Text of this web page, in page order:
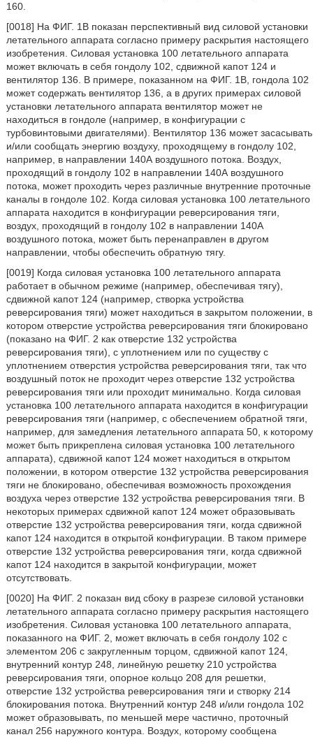
160.
[0018] На ФИГ. 1В показан перспективный вид силовой установки
летательного аппарата согласно примеру раскрытия настоящего
изобретения. Силовая установка 100 летательного аппарата
может включать в себя гондолу 102, сдвижной капот 124 и
вентилятор 136. В примере, показанном на ФИГ. 1В, гондола 102
может содержать вентилятор 136, а в других примерах силовой
установки летательного аппарата вентилятор может не
находиться в гондоле (например, в конфигурации с
турбовинтовыми двигателями). Вентилятор 136 может засасывать
и/или сообщать энергию воздуху, проходящему в гондолу 102,
например, в направлении 140А воздушного потока. Воздух,
проходящий в гондолу 102 в направлении 140А воздушного
потока, может проходить через различные внутренние проточные
каналы в гондоле 102. Когда силовая установка 100 летательного
аппарата находится в конфигурации реверсирования тяги,
воздух, проходящий в гондолу 102 в направлении 140А
воздушного потока, может быть перенаправлен в другом
направлении, чтобы обеспечить обратную тягу.
[0019] Когда силовая установка 100 летательного аппарата
работает в обычном режиме (например, обеспечивая тягу),
сдвижной капот 124 (например, створка устройства
реверсирования тяги) может находиться в закрытом положении, в
котором отверстие устройства реверсирования тяги блокировано
(показано на ФИГ. 2 как отверстие 132 устройства
реверсирования тяги), с уплотнением или по существу с
уплотнением отверстия устройства реверсирования тяги, так что
воздушный поток не проходит через отверстие 132 устройства
реверсирования тяги или проходит минимально. Когда силовая
установка 100 летательного аппарата находится в конфигурации
реверсирования тяги (например, с обеспечением обратной тяги,
например, для замедления летательного аппарата 50, к которому
может быть прикреплена силовая установка 100 летательного
аппарата), сдвижной капот 124 может находиться в открытом
положении, в котором отверстие 132 устройства реверсирования
тяги не блокировано, обеспечивая возможность прохождения
воздуха через отверстие 132 устройства реверсирования тяги. В
некоторых примерах сдвижной капот 124 может образовывать
отверстие 132 устройства реверсирования тяги, когда сдвижной
капот 124 находится в открытой конфигурации. В таком примере
отверстие 132 устройства реверсирования тяги, когда сдвижной
капот 124 находится в закрытой конфигурации, может
отсутствовать.
[0020] На ФИГ. 2 показан вид сбоку в разрезе силовой установки
летательного аппарата согласно примеру раскрытия настоящего
изобретения. Силовая установка 100 летательного аппарата,
показанного на ФИГ. 2, может включать в себя гондолу 102 с
элементом 206 с закругленным торцом, сдвижной капот 124,
внутренний контур 248, линейную решетку 210 устройства
реверсирования тяги, опорное кольцо 208 для решетки,
отверстие 132 устройства реверсирования тяги и створку 214
блокирования потока. Внутренний контур 248 и/или гондола 102
может образовывать, по меньшей мере частично, проточный
канал 256 наружного контура. Воздух, которому сообщена